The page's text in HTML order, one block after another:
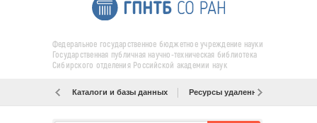
Федеральное государственное бюджетное учреждение науки
Государственная публичная научно-техническая библиотека
Сибирского отделения Российской академии наук
Каталоги и базы данных Ресурсы удаленного доступа